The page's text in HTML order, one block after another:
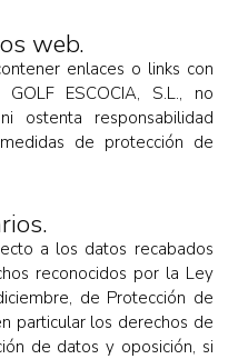
web.
enlaces o links con
ESCOCIA, S.L., no
ostenta responsabilidad
de protección de
a los datos recabados
reconocidos por la Ley
de Protección de
particular los derechos de
de datos y oposición, si